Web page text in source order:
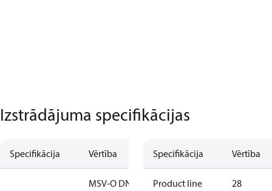
Izstrādājuma specifikācijas
Specifikācija Vērtība
MSV-O DN
Specifikācija Vērtība
Product line 28